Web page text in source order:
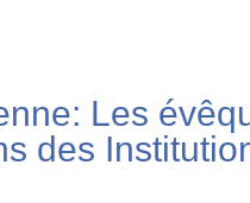
Les
des